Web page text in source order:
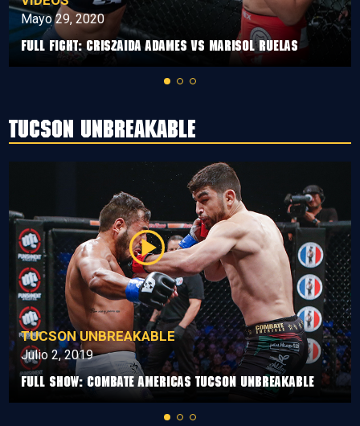
Mayo 29, 2020
Full Fight: Criszaida Adames vs Marisol Ruelas
Tucson Unbreakable
TUCSON UNBREAKABLE
Julio 2, 2019
Full Show: Combate Americas Tucson Unbreakable